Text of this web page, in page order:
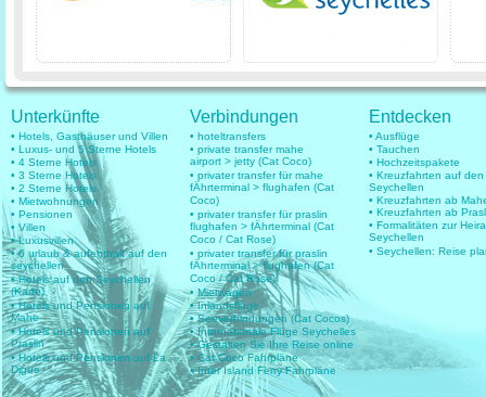
Unterkünfte
• Hotels, Gasthäuser und Villen
• Luxus- und 5 Sterne Hotels
• 4 Sterne Hotels
• 3 Sterne Hotels
• 2 Sterne Hotels
• Mietwohnungen
• Pensionen
• Villen
• Luxusvillen
• 6 urlaub & aufenthalt auf den
seychellen
• Hotels auf den Seychellen
(Karte)
• Hotels und Pensionen auf
Mahe
• Hotels und Pensionen auf
Praslin
• Hotels und Pensionen auf La
Digue
Verbindungen
• hoteltransfers
• private transfer mahe
airport > jetty (Cat Coco)
• privater transfer für mahe
fÄhrterminal > flughafen (Cat
Coco)
• privater transfer für praslin
flughafen > fÄhrterminal (Cat
Coco / Cat Rose)
• privater transfer für praslin
fÄhrterminal > flughafen (Cat
Coco / Cat Rose)
• Mietwagen
• Inlandsflüge
• Seeverbindungen (Cat Cocos)
• Internationale Flüge Seychelles
• Gestalten Sie Ihre Reise online
• Cat Coco Fahrpläne
• Inter Island Ferry Fahrpläne
Entdecken
• Ausflüge
• Tauchen
• Hochzeitspakete
• Kreuzfahrten auf den
Seychellen
• Kreuzfahrten ab
• Kreuzfahrten ab
• Formalitäten zur
Seychellen
• Seychellen: Reise